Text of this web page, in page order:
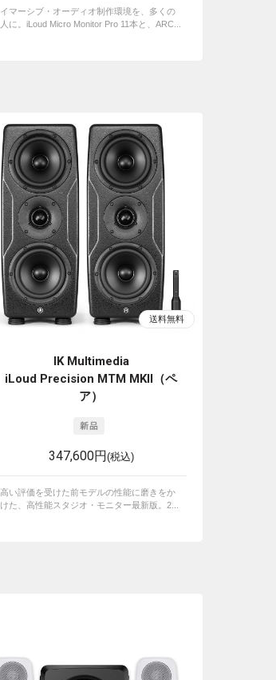
イマーシブ・オーディオ制作環境を、多くの
人に。iLoud Micro Monitor Pro 11本と、ARC...
IK Multimedia
iLoud Precision MTM MKII（ペ
ア）
347,600円(税込)
高い評価を受けた前モデルの性能に磨きをか
けた、高性能スタジオ・モニター最新版。2...